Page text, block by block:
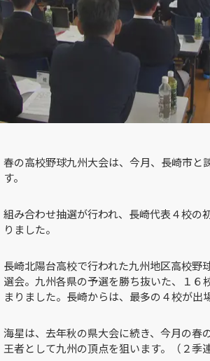
春の高校野球九州大会は、今月、長崎市と
す。
組み合わせ抽選が行われ、長崎代表４校の
りました。
長崎北陽台高校で行われた九州地区高校野
選会。九州各県の予選を勝ち抜いた、１６
まりました。長崎からは、最多の４校が出
海星は、去年秋の県大会に続き、今月の春
王者として九州の頂点を狙います。（２季